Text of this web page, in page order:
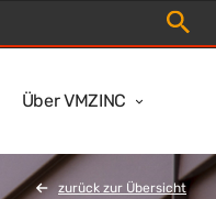
Über VMZINC
Suche
zurück zur Übersicht